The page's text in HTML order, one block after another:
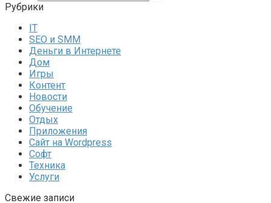
Рубрики
IT
SEO и SMM
Деньги в Интернете
Дом
Игры
Контент
Новости
Обучение
Отдых
Приложения
Сайт на Wordpress
Софт
Техника
Услуги
Свежие записи